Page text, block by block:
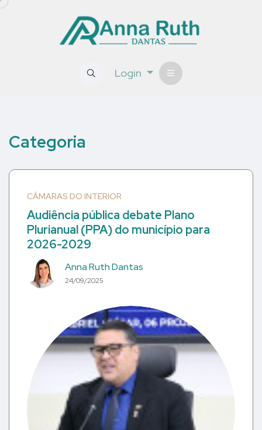
Login
Categoria
CÂMARAS DO INTERIOR
Audiência pública debate Plano
Plurianual (PPA) do município para
2026-2029
Anna Ruth Dantas
24/09/2025